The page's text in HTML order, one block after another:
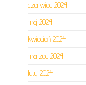
czerwiec 2024
maj 2024
kwiecień 2024
marzec 2024
luty 2024